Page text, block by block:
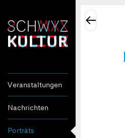
Veranstaltungen
Nachrichten
Porträts